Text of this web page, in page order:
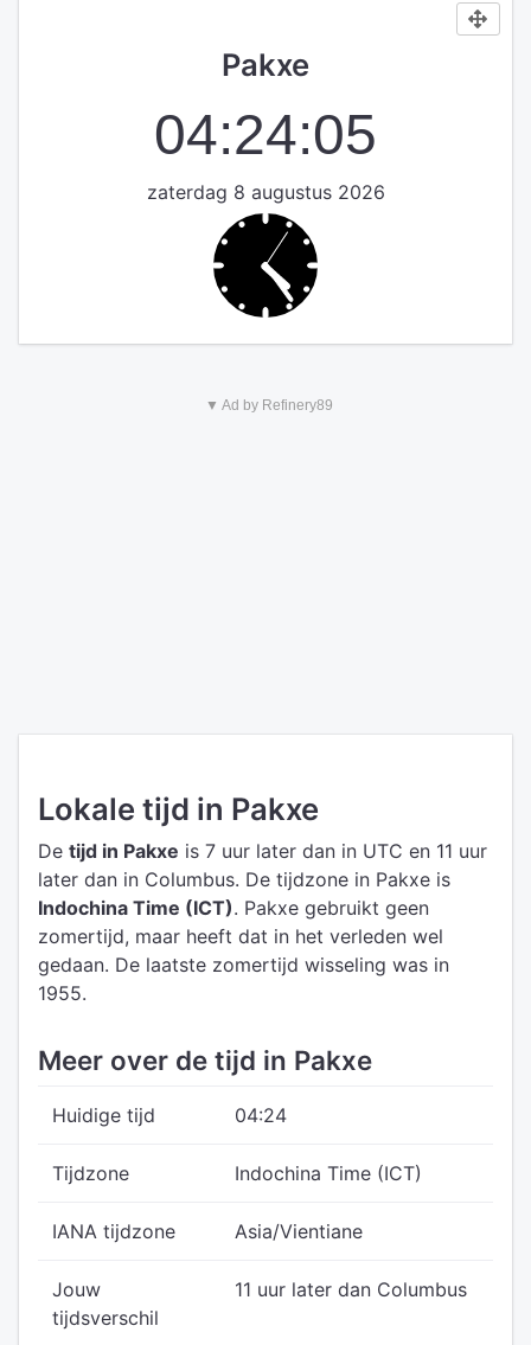
Pakxe
04:24:05
zaterdag 8 augustus 2026
▼ Ad by Refinery89
Lokale tijd in Pakxe
De tijd in Pakxe is 7 uur later dan in UTC en 11 uur
later dan in Columbus. De tijdzone in Pakxe is
Indochina Time (ICT). Pakxe gebruikt geen
zomertijd, maar heeft dat in het verleden wel
gedaan. De laatste zomertijd wisseling was in
1955.
Meer over de tijd in Pakxe
Huidige tijd 04:24
Tijdzone Indochina Time (ICT)
IANA tijdzone Asia/Vientiane
Jouw
tijdsverschil
11 uur later dan Columbus